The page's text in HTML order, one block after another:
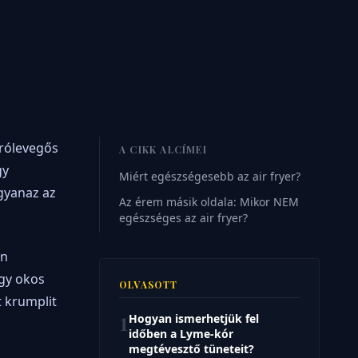
az
okos
krumplit
A CIKK ALCÍMEI
Miért egészségesebb az air fryer?
Az érem másik oldala: Mikor NEM
egészséges az air fryer?
OLVASOTT
1Hogyan ismerhetjük fel
időben a Lyme-kór
megtévesztő tüneteit?